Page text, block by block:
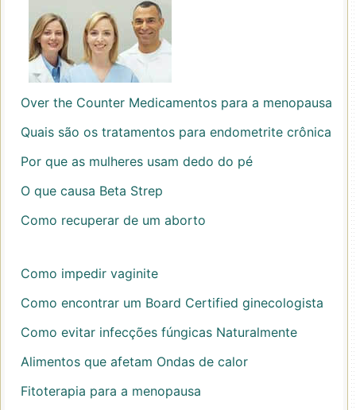
Over the Counter Medicamentos para a menopausa
Quais são os tratamentos para endometrite crônica
Por que as mulheres usam dedo do pé
O que causa Beta Strep
Como recuperar de um aborto
Como impedir vaginite
Como encontrar um Board Certified ginecologista
Como evitar infecções fúngicas Naturalmente
Alimentos que afetam Ondas de calor
Fitoterapia para a menopausa